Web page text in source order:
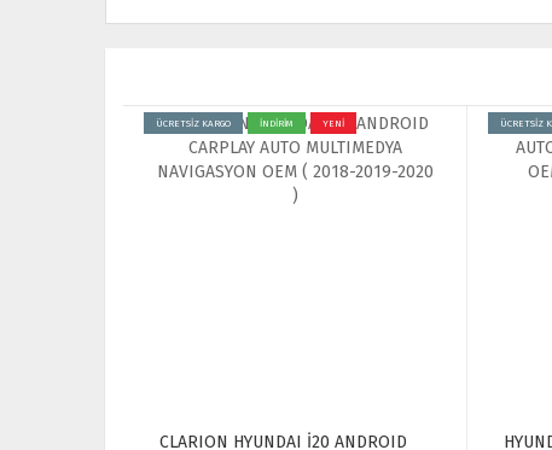
ÜCRETSİZ KARGO İNDİRİM YENİ
HYUNDAI İ20 ANDROID CARPLAY
ÜCRETSİZ